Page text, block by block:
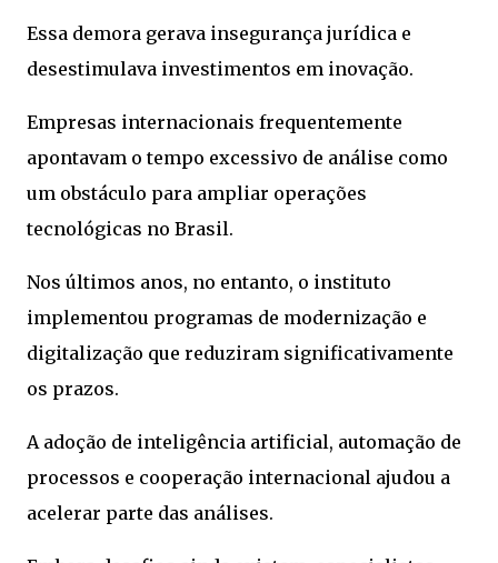
Essa demora gerava insegurança jurídica e
desestimulava investimentos em inovação.
Empresas internacionais frequentemente
apontavam o tempo excessivo de análise como
um obstáculo para ampliar operações
tecnológicas no Brasil.
Nos últimos anos, no entanto, o instituto
implementou programas de modernização e
digitalização que reduziram significativamente
os prazos.
A adoção de inteligência artificial, automação de
processos e cooperação internacional ajudou a
acelerar parte das análises.